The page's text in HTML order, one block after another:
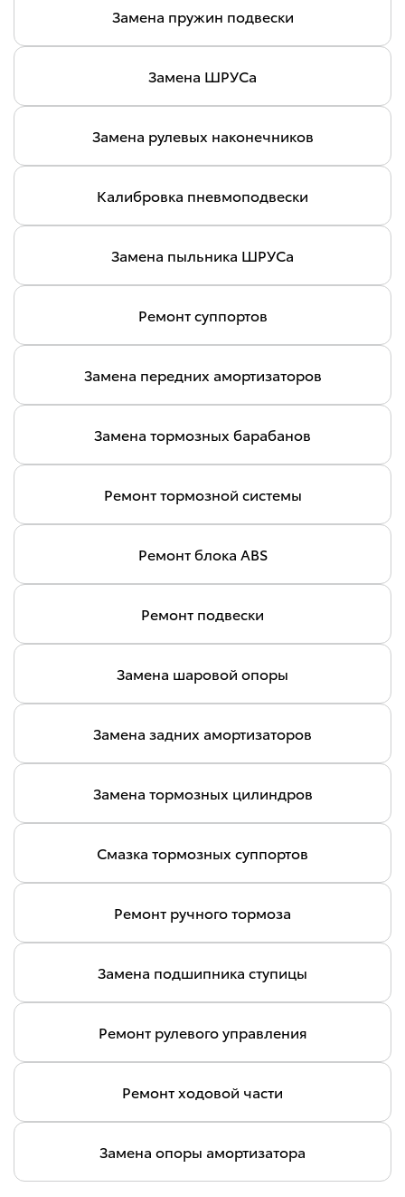
Замена пружин подвески
Замена ШРУСа
Замена рулевых наконечников
Калибровка пневмоподвески
Замена пыльника ШРУСа
Ремонт суппортов
Замена передних амортизаторов
Замена тормозных барабанов
Ремонт тормозной системы
Ремонт блока ABS
Ремонт подвески
Замена шаровой опоры
Замена задних амортизаторов
Замена тормозных цилиндров
Смазка тормозных суппортов
Ремонт ручного тормоза
Замена подшипника ступицы
Ремонт рулевого управления
Ремонт ходовой части
Замена опоры амортизатора